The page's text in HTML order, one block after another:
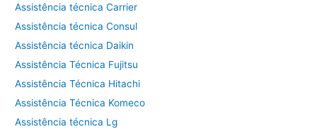
Assistência técnica Carrier
Assistência técnica Consul
Assistência técnica Daikin
Assistência Técnica Fujitsu
Assistência Técnica Hitachi
Assistência Técnica Komeco
Assistência técnica Lg